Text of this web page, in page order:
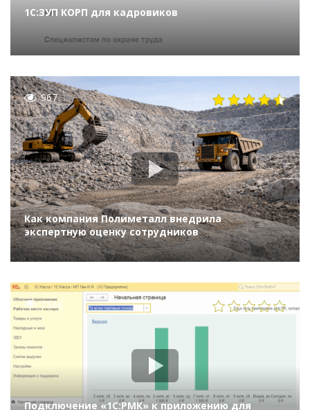
1С:ЗУП КОРП для кадровиков
967
Как компания Полиметалл внедрила
экспертную оценку сотрудников
1568
Подключение «1С:РМК» к приложению для